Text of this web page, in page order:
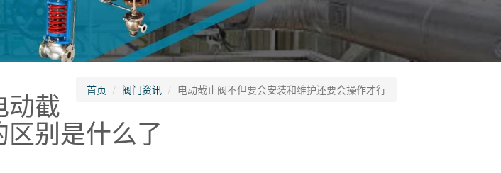
首页 阀门资讯 电动截止阀不但要会安装和维护还要会操作才行
动截
别是什么了